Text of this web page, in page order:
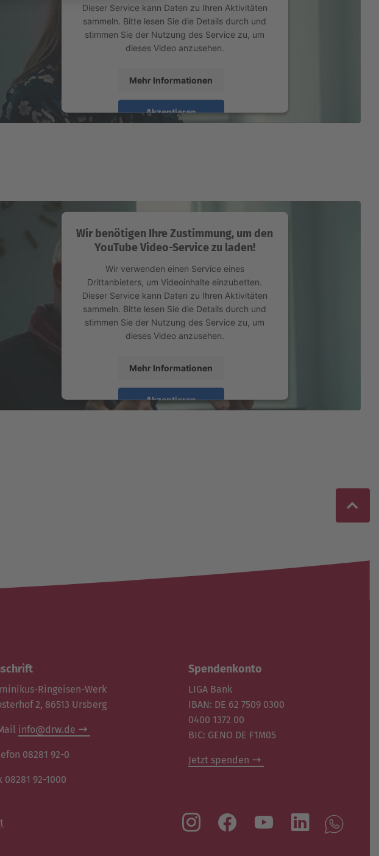
Dieser Service kann Daten zu Ihren Aktivitäten
sammeln. Bitte lesen Sie die Details durch und
stimmen Sie der Nutzung des Service zu, um
dieses Video anzusehen.
Mehr Informationen
Akzeptieren
Wir benötigen Ihre Zustimmung, um den
YouTube Video-Service zu laden!
Wir verwenden einen Service eines
Drittanbieters, um Videoinhalte einzubetten.
Dieser Service kann Daten zu Ihren Aktivitäten
sammeln. Bitte lesen Sie die Details durch und
stimmen Sie der Nutzung des Service zu, um
dieses Video anzusehen.
Mehr Informationen
Akzeptieren
Ringeisen-Werk
2, 86513 Ursberg
info@drw.de
08281 92-0
08281 92-1000
Spendenkonto
LIGA Bank
IBAN: DE 62 7509 0300
0400 1372 00
BIC: GENO DE F1M05
Jetzt spenden